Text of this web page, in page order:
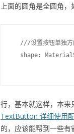
上面的圆角是全圆角
///设置按钮单独方
shape:
行，基本就这样，本
TextButton 详细使用
的，应该能帮到一些有